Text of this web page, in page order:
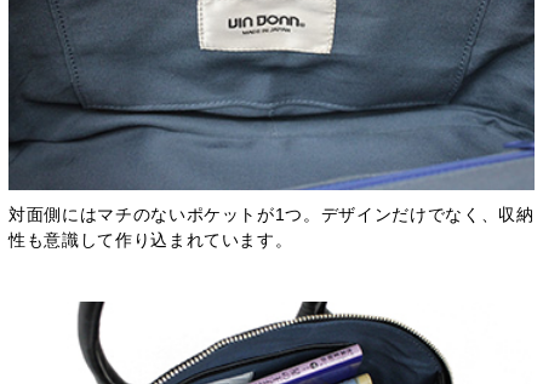
対面側にはマチのないポケットが1つ。デザインだけでなく、収納
性も意識して作り込まれています。